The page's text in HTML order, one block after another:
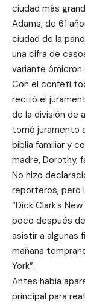
ciudad más
Adams, de 61
ciudad de la
una cifra de
variante ómicron
Con el confeti
recitó el
de la división de
tomó juramento
biblia familiar y
madre, Dorothy,
No hizo
reporteros, pero
“Dick Clark’s
poco después
asistir a algunas
mañana
York”.
Antes había
principal para